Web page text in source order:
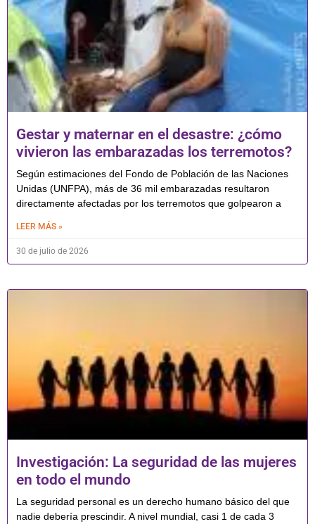
Gestar y maternar en el desastre: ¿cómo
vivieron las embarazadas los terremotos?
Según estimaciones del Fondo de Población de las Naciones
Unidas (UNFPA), más de 36 mil embarazadas resultaron
directamente afectadas por los terremotos que golpearon a
LEER MÁS »
30 de julio de 2026
Investigación: La seguridad de las mujeres
en todo el mundo
La seguridad personal es un derecho humano básico del que
nadie debería prescindir. A nivel mundial, casi 1 de cada 3